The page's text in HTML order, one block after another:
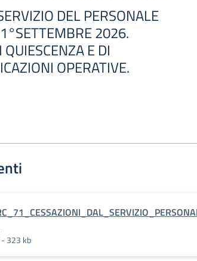
DEL PERSONALE
2026.
E DI
OPERATIVE.
323 kb